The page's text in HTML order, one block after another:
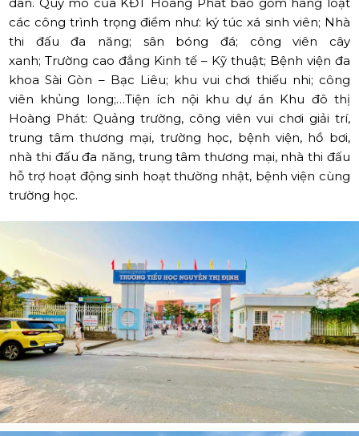
các công trình trọng điểm như: ký túc xá sinh viên; Nhà
thi đấu đa năng; sân bóng đá; công viên cây
xanh; Trường cao đẳng Kinh tế – Kỹ thuật; Bệnh viện đa
khoa Sài Gòn – Bạc Liêu; khu vui chơi thiếu nhi; công
viên khủng long;…Tiện ích nội khu dự án Khu đô thị
Hoàng Phát: Quảng trường, công viên vui chơi giải trí,
trung tâm thương mại, trường học, bệnh viện, hồ bơi,
nhà thi đấu đa năng, trung tâm thương mại, nhà thi đấu
hỗ trợ hoạt động sinh hoạt thường nhật, bệnh viện cùng
trường học.